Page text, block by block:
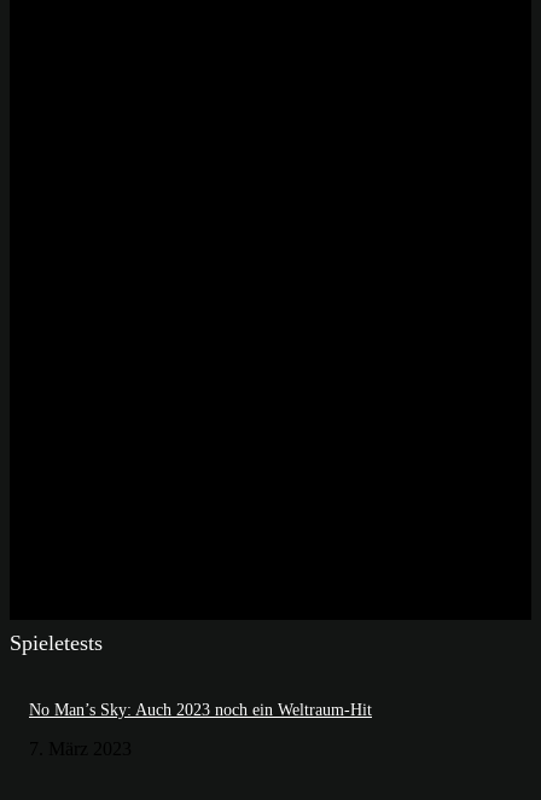
Spieletests
No Man’s Sky: Auch 2023 noch ein Weltraum-Hit